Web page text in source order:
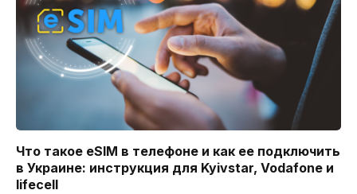
Что такое eSIM в телефоне и как ее подключить
в Украине: инструкция для Kyivstar, Vodafone и
lifecell